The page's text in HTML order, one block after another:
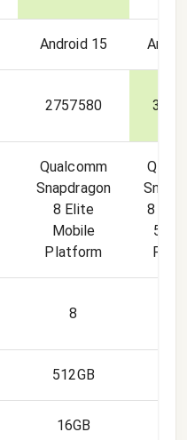
Android 15
2757580
Qualcomm
Snapdragon
8 Elite
Mobile
Platform
8
5
8
512GB
16GB